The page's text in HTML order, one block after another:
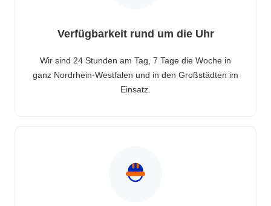
Verfügbarkeit rund um die Uhr
Wir sind 24 Stunden am Tag, 7 Tage die Woche in
ganz Nordrhein-Westfalen und in den Großstädten im
Einsatz.